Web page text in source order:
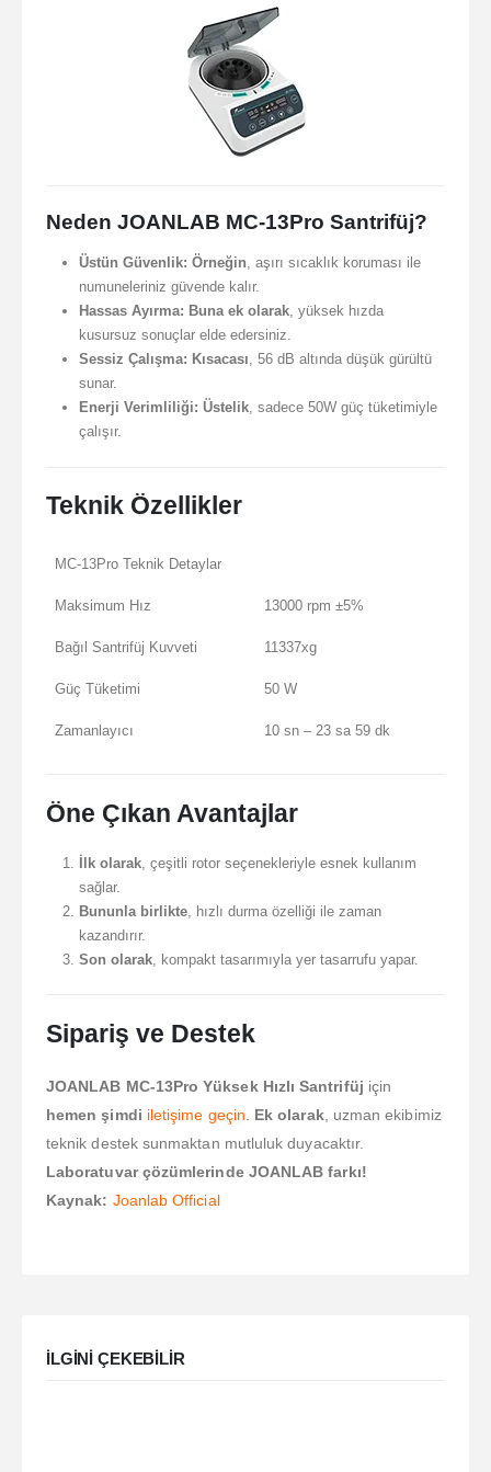
Neden JOANLAB MC-13Pro Santrifüj?
Üstün Güvenlik: Örneğin, aşırı sıcaklık koruması ile
numuneleriniz güvende kalır.
Hassas Ayırma: Buna ek olarak, yüksek hızda
kusursuz sonuçlar elde edersiniz.
Sessiz Çalışma: Kısacası, 56 dB altında düşük gürültü
sunar.
Enerji Verimliliği: Üstelik, sadece 50W güç tüketimiyle
çalışır.
Teknik Özellikler
MC-13Pro Teknik Detaylar
Maksimum Hız 13000 rpm ±5%
Bağıl Santrifüj Kuvveti 11337xg
Güç Tüketimi 50 W
Zamanlayıcı 10 sn – 23 sa 59 dk
Öne Çıkan Avantajlar
İlk olarak, çeşitli rotor seçenekleriyle esnek kullanım
sağlar.
Bununla birlikte, hızlı durma özelliği ile zaman
kazandırır.
Son olarak, kompakt tasarımıyla yer tasarrufu yapar.
Sipariş ve Destek
JOANLAB MC-13Pro Yüksek Hızlı Santrifüj için
hemen şimdi iletişime geçin Ek olarak, uzman ekibimiz
teknik destek sunmaktan mutluluk duyacaktır.
Laboratuvar çözümlerinde JOANLAB farkı!
Kaynak: Joanlab Official
ILGINI ÇEKEBILIR